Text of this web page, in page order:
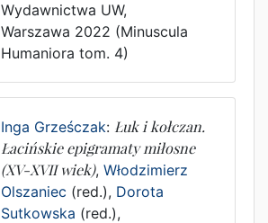
Wydawnictwa UW,
Warszawa 2022 (Minuscula
Humaniora tom. 4)
Inga Grześczak: Łuk i kołczan.
Łacińskie epigramaty miłosne
(XV-XVII wiek), Włodzimierz
Olszaniec (red.), Dorota
Sutkowska (red.),